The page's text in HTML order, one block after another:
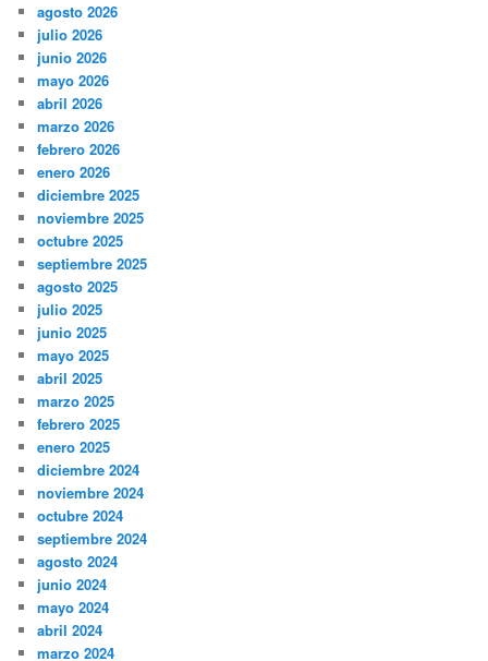
agosto 2026
julio 2026
junio 2026
mayo 2026
abril 2026
marzo 2026
febrero 2026
enero 2026
diciembre 2025
noviembre 2025
octubre 2025
septiembre 2025
agosto 2025
julio 2025
junio 2025
mayo 2025
abril 2025
marzo 2025
febrero 2025
enero 2025
diciembre 2024
noviembre 2024
octubre 2024
septiembre 2024
agosto 2024
junio 2024
mayo 2024
abril 2024
marzo 2024